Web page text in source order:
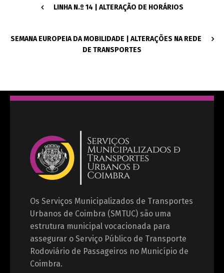
LINHA N.º 14 | ALTERAÇÃO DE HORÁRIOS
SEMANA EUROPEIA DA MOBILIDADE | ALTERAÇÕES NA REDE
DE TRANSPORTES
Os Serviços Municipalizados de Transportes
Urbanos de Coimbra (SMTUC) são uma
estrutura municipal vocacionada para
assegurar o Serviço Público de Transporte
Rodoviário de Passageiros no Município de
Coimbra.